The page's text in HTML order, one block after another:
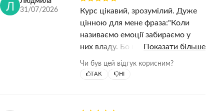
31/07/2026
Курс цікавий, зрозумілий. Дуже
цінною для мене фраза:"Коли
називаємо емоції забираємо у
них владу. Бо коли я пробувала
говорити як почуваюся,
наприклад роздратована чи зла,
Показати більше
Чи був цей відгук корисним?
ТАК НІ